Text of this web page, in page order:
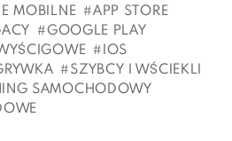
MOBILNE
APP STORE
GOOGLE PLAY
IOS
SZYBCY I WŚCIEKLI
SAMOCHODOWY